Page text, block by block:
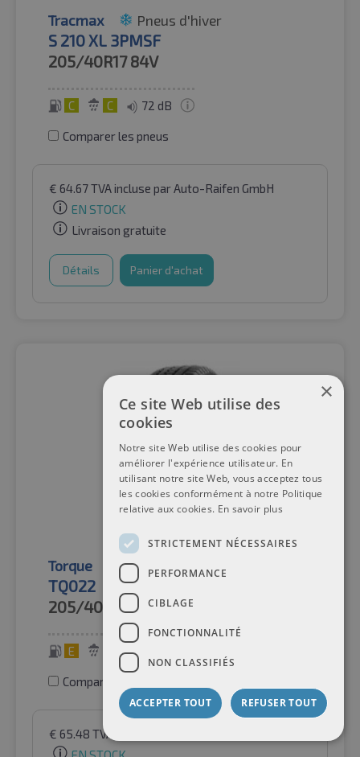
Tracmax Pneus d'hiver
S 210 XL 3PMSF
205/40R17 84V
C C 72 dB
Comparer les pneus
€ 64.67TVA incluse par Auto-Raifen GmbH
EN STOCK
Livraison gratuite
Détails Panier d'achat
Torque Pneus d'hiver
TQ022
205/40R17 84H
E
Comparer les pneus
€ 65.48 TVA incluse
×
Ce site Web utilise des
cookies
Notre site Web utilise des cookies pour
améliorer l'expérience utilisateur. En
utilisant notre site Web, vous acceptez tous
les cookies conformément à notre Politique
relative aux cookies. En savoir plus
STRICTEMENT NÉCESSAIRES
PERFORMANCE
CIBLAGE
FONCTIONNALITÉ
NON CLASSIFIÉS
ACCEPTER TOUT REFUSER TOUT